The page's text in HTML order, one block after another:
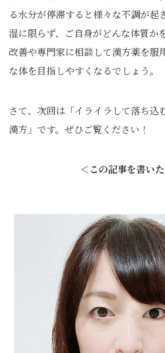
る水分が停滞すると様々な不調が起
湿に限らず、ご自身がどんな体質か
改善や専門家に相談して漢方薬を服
な体を目指しやすくなるでしょう。
さて、次回は「イライラして落ち込
漢方」です。ぜひご覧ください！
＜この記事を書い